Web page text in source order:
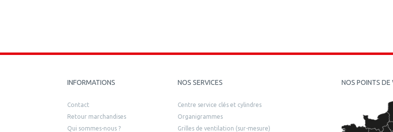
INFORMATIONS
Contact
Retour marchandises
Qui sommes-nous ?
NOS SERVICES
Centre service clés et cylindres
Organigrammes
Grilles de ventilation (sur-mesure)
NOS POINTS DE